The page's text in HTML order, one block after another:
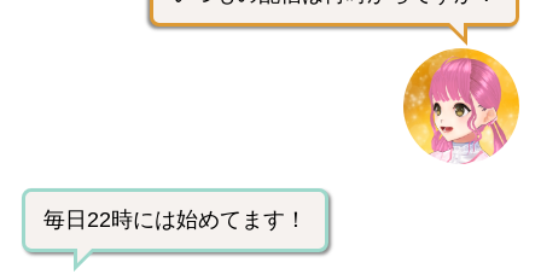
毎日22時には始めてます！